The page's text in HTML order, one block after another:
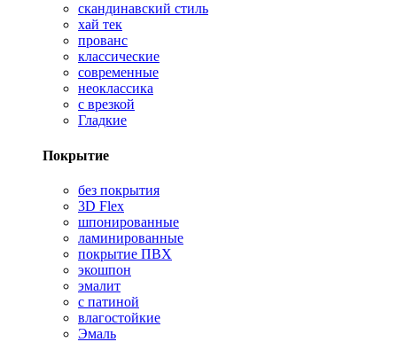
скандинавский стиль
хай тек
прованс
классические
современные
неоклассика
с врезкой
Гладкие
Покрытие
без покрытия
3D Flex
шпонированные
ламинированные
покрытие ПВХ
экошпон
эмалит
с патиной
влагостойкие
Эмаль